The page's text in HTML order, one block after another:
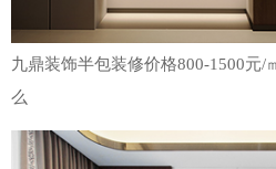
九鼎装饰半包装修价格800-1500元/
么